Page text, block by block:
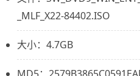
_MLF_X22-84402.ISO
大小：4.7GB